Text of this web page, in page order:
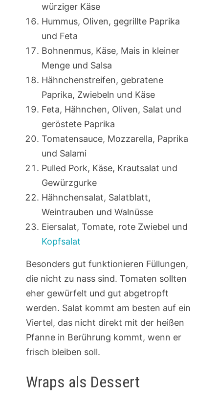
würziger Käse
Hummus, Oliven, gegrillte Paprika
und Feta
Bohnenmus, Käse, Mais in kleiner
Menge und Salsa
Hähnchenstreifen, gebratene
Paprika, Zwiebeln und Käse
Feta, Hähnchen, Oliven, Salat und
geröstete Paprika
Tomatensauce, Mozzarella, Paprika
und Salami
Pulled Pork, Käse, Krautsalat und
Gewürzgurke
Hähnchensalat, Salatblatt,
Weintrauben und Walnüsse
Eiersalat, Tomate, rote Zwiebel und
Kopfsalat
Besonders gut funktionieren Füllungen,
die nicht zu nass sind. Tomaten sollten
eher gewürfelt und gut abgetropft
werden. Salat kommt am besten auf ein
Viertel, das nicht direkt mit der heißen
Pfanne in Berührung kommt, wenn er
frisch bleiben soll.
Wraps als Dessert